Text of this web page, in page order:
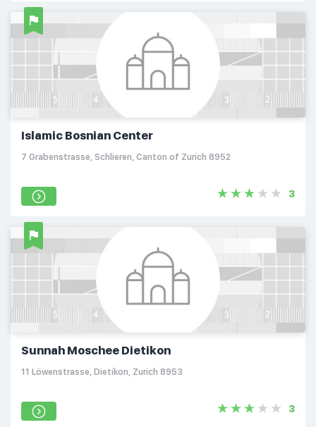
Islamic Bosnian Center
7 Grabenstrasse, Schlieren, Canton of Zurich 8952
3
Sunnah Moschee Dietikon
11 Löwenstrasse, Dietikon, Zurich 8953
3